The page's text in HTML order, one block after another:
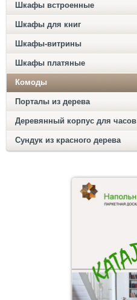
Шкафы встроенные
Шкафы для книг
Шкафы-витрины
Шкафы платяные
Комоды
Порталы из дерева
Деревянный корпус для часов
Сундук из красного дерева